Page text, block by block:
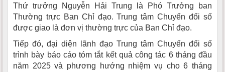
Thứ trưởng Nguyễn Hải Trung là Phó Trưởng ban
Thường trực Ban Chỉ đạo. Trung tâm Chuyển đổi số
được giao là đơn vị thường trực của Ban Chỉ đạo.
Tiếp đó, đại diện lãnh đạo Trung tâm Chuyển đổi số
trình bày báo cáo tóm tắt kết quả công tác 6 tháng đầu
năm 2025 và phương hướng nhiệm vụ cho 6 tháng